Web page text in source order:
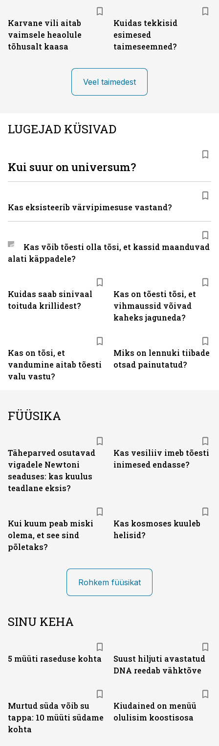
Karvane vili aitab
vaimsele heaolule
tõhusalt kaasa
Kuidas tekkisid
esimesed
taimeseemned?
Veel taimedest
LUGEJAD KÜSIVAD
Kuidas saab sinivaal
toituda krillidest?
Kas on tõesti tõsi, et
vihmaussid võivad
kaheks jaguneda?
Kas on tõsi, et
vandumine aitab tõesti
valu vastu?
Miks on lennuki tiibade
otsad painutatud?
Kui suur on universum?
Kas eksisteerib värvipimesuse vastand?
Kas võib tõesti olla tõsi, et kassid maanduvad
alati käppadele?
FÜÜSIKA
Täheparved osutavad
vigadele Newtoni
seaduses: kas kuulus
teadlane eksis?
Kas vesiliiv imeb tõesti
inimesed endasse?
Kui kuum peab miski
olema, et see sind
põletaks?
Kas kosmoses kuuleb
helisid?
Rohkem füüsikat
SINU KEHA
5 müüti raseduse kohta
Suust hiljuti avastatud
DNA reedab vähktõve
Murtud süda võib su
tappa: 10 müüti südame
kohta
Kiudained on menüü
olulisim koostisosa